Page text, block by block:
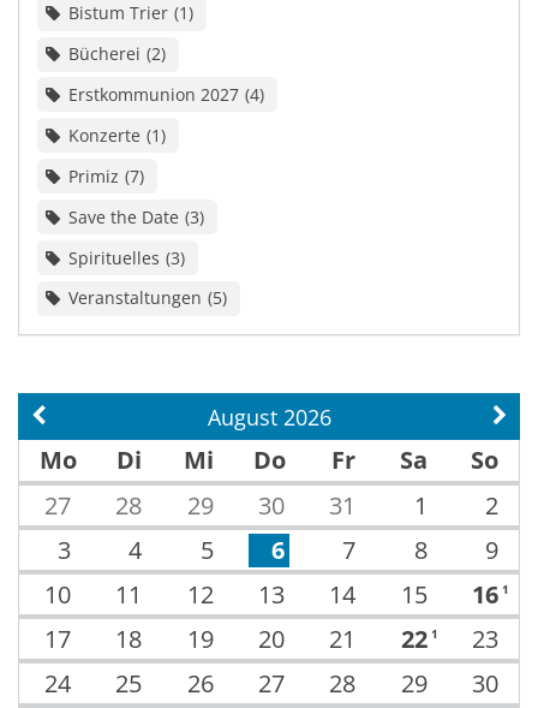
Bistum Trier 1
Bücherei 2
Erstkommunion 2027 4
Konzerte 1
Primiz 7
Save the Date 3
Spirituelles 3
Veranstaltungen 5
Vorherige Seite August 2026
Mo
Di Mi Do Fr Sa
So
27
28 29 30 31 1
2
3
4 5 6 7 8
9
10
11 12 13 14 15 16 1
17 18 19 20 21 22 1
23
24
25 26 27 28 29 30